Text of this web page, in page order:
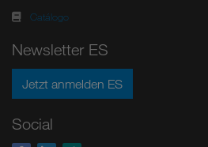
Catálogo
Newsletter ES
Jetzt anmelden ES
Social